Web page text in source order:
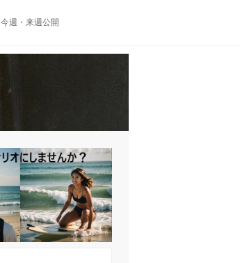
今週・来週公開